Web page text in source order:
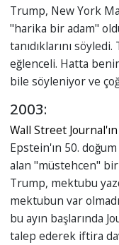
Trump, New York
"harika bir adam"
tanıdıklarını
eğlenceli. Hatta
bile söyleniyor ve
2003:
Wall Street
Epstein'ın 50.
alan "müstehcen"
Trump, mektubu
mektubun var
bu ayın başlarında
talep ederek iftira